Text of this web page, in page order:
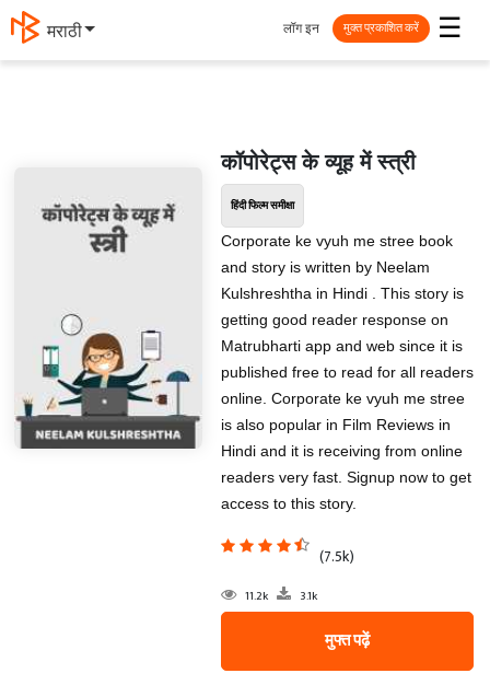
मराठी ☰
लॉग इन मुक्त प्रकाशित करें
कॉपोरेट्स के व्यूह में स्त्री
हिंदी फिल्म समीक्षा
Corporate ke vyuh me stree book
and story is written by Neelam
Kulshreshtha in Hindi . This story is
getting good reader response on
Matrubharti app and web since it is
published free to read for all readers
online. Corporate ke vyuh me stree
is also popular in Film Reviews in
Hindi and it is receiving from online
readers very fast. Signup now to get
access to this story.
(7.5k)
11.2k 3.1k
मुफ्त पढ़ें